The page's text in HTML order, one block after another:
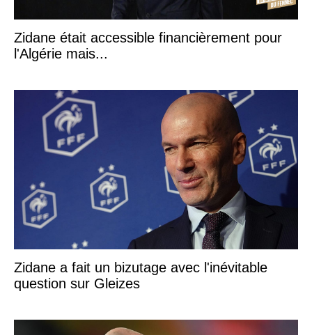
Zidane était accessible financièrement pour
l'Algérie mais...
Zidane a fait un bizutage avec l'inévitable
question sur Gleizes